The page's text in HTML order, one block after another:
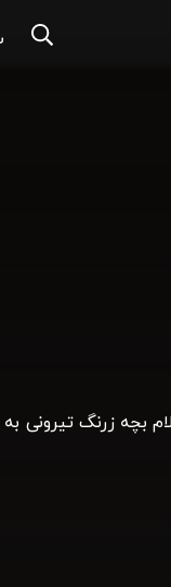
بچه زرنگ تيرونی